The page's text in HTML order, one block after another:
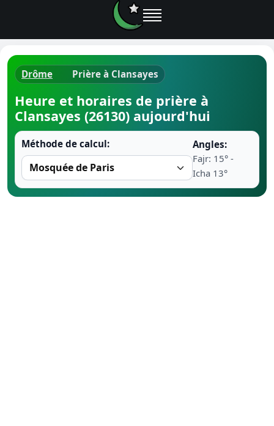
Ramadan
Drôme Prière à Clansayes
Heure et horaires de prière à
Clansayes (26130) aujourd'hui
Méthode de calcul:
Angles:
Fajr: 15° -
Icha 13°